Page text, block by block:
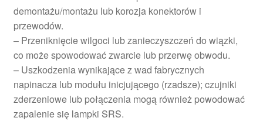
demontażu/montażu lub korozja konektorów i
przewodów.
– Przeniknięcie wilgoci lub zanieczyszczeń do wiązki,
co może spowodować zwarcie lub przerwę obwodu.
– Uszkodzenia wynikające z wad fabrycznych
napinacza lub modułu inicjującego (rzadsze); czujniki
zderzeniowe lub połączenia mogą również powodować
zapalenie się lampki SRS.